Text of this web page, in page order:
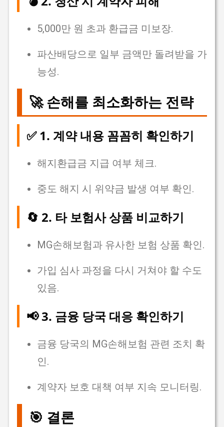
5,000만 원 초과 환급금 미보장.
파산배당으로 일부 금액만 돌려받을 가
능성.
🚀 손해를 최소화하는 전략
✅ 1. 계약 내용 꼼꼼히 확인하기
해지환급금 지급 여부 체크.
중도 해지 시 위약금 발생 여부 확인.
🔄 2. 타 보험사 상품 비교하기
MG손해보험과 유사한 보험 상품 확인.
가입 심사 과정을 다시 거쳐야 할 수도
있음.
📢 3. 금융 당국 대응 확인하기
금융 당국의 MG손해보험 관련 조치 확
인.
계약자 보호 대책 여부 지속 모니터링.
🎯 결론